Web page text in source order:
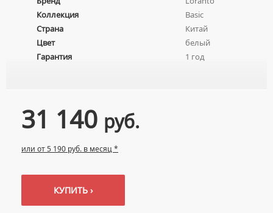
Коллекция
Basic
Страна
Китай
Цвет
белый
Гарантия
1 год
31 140 руб.
или от 5 190 руб. в месяц *
КУПИТЬ ›
ПЬЕДЕСТАЛЫ ДЛЯ УМЫВАЛЬНИКОВ
ПОЛУПЬЕДЕСТАЛЫ ДЛЯ УМЫВАЛЬНИКОВ